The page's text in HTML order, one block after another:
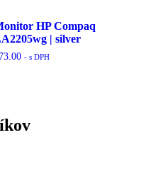
HP Compaq
| silver
- s DPH